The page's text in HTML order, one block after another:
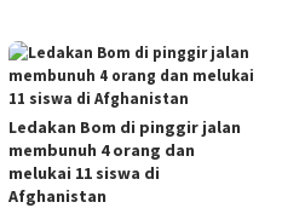
Ledakan Bom di pinggir jalan
membunuh 4 orang dan
melukai 11 siswa di
Afghanistan